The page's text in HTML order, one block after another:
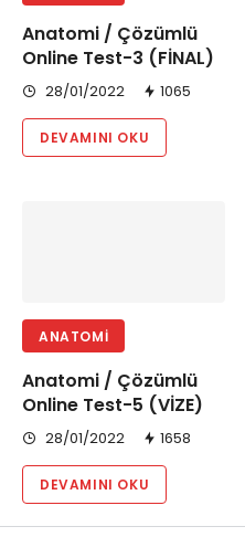
Anatomi / Çözümlü
Online Test-3 (FİNAL)
28/01/2022 1065
DEVAMINI OKU
ANATOMI
Anatomi / Çözümlü
Online Test-5 (VİZE)
28/01/2022 1658
DEVAMINI OKU